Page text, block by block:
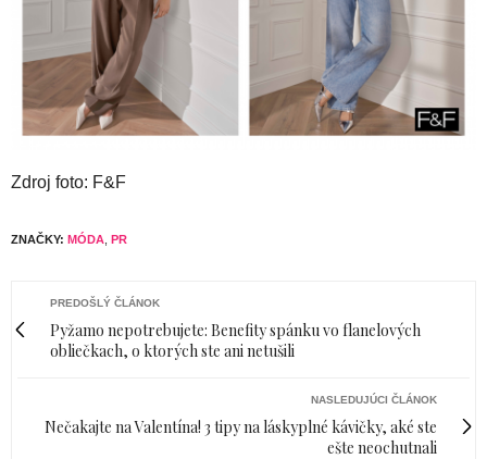
Zdroj foto: F&F
ZNAČKY: MÓDA PR
PREDOŠLÝ ČLÁNOK
Pyžamo nepotrebujete: Benefity spánku vo flanelových
obliečkach, o ktorých ste ani netušili
NASLEDUJÚCI ČLÁNOK
Nečakajte na Valentína! 3 tipy na láskyplné kávičky, aké ste
ešte neochutnali